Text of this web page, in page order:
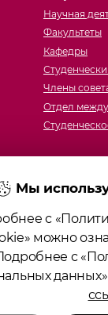
Научная
Факультеты
Кафедры
Члены
Отдел
от
возможно при
Мы
с
можно
с